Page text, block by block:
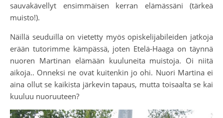
sauvakävellyt ensimmäisen kerran elämässäni (tärkeä
muisto!).
Näillä seuduilla on vietetty myös opiskelijabileiden jatkoja
erään tutorimme kämpässä, joten Etelä-Haaga on täynnä
nuoren Martinan elämään kuuluneita muistoja. Oi niitä
aikoja.. Onneksi ne ovat kuitenkin jo ohi. Nuori Martina ei
aina ollut se kaikista järkevin tapaus, mutta toisaalta se kai
kuuluu nuoruuteen?